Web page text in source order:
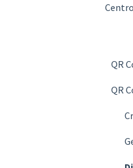
QR
QR